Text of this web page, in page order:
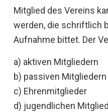
Mitglied des Vereins
werden, die schriftlich
Aufnahme bittet. Der
a) aktiven Mitgliedern
b) passiven Mitgliedern
c) Ehrenmitglieder
d) jugendlichen